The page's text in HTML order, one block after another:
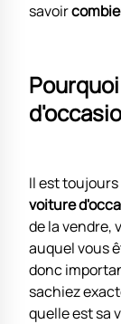
savoir
Il est
voiture
de la vendre,
auquel vous
donc
sachiez
quelle est sa